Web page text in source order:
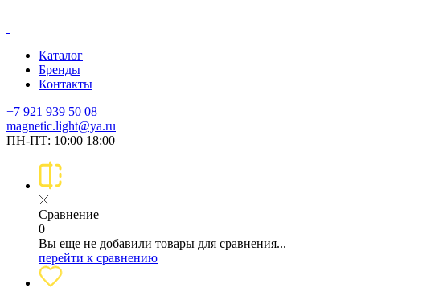
Каталог
Бренды
Контакты
+7 921 939 50 08
magnetic.light@ya.ru
ПН-ПТ: 10:00 18:00
Сравнение
0
Вы еще не добавили товары для сравнения...
перейти к сравнению